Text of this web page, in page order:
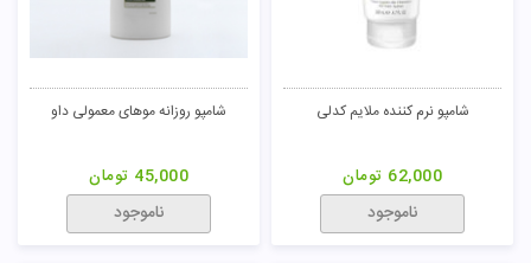
شامپو نرم کننده ملایم کدلی
62,000 تومان
ناموجود
شامپو روزانه موهای معمولی داو
45,000 تومان
ناموجود